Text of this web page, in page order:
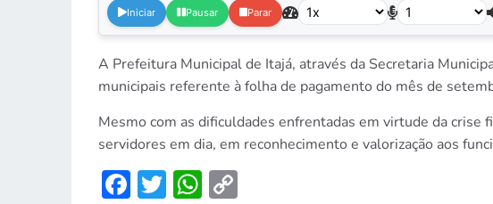
Iniciar Pausar Parar
A Prefeitura Municipal de Itajá, através da Secretaria
municipais referente à folha de pagamento do mês de
Mesmo com as dificuldades enfrentadas em virtude da crise
servidores em dia, em reconhecimento e valorização aos
Facebook
TwitterWhatsApp
Copy